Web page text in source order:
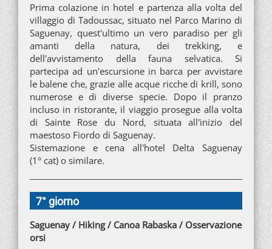
Prima colazione in hotel e partenza alla volta del
villaggio di Tadoussac, situato nel Parco Marino di
Saguenay, quest'ultimo un vero paradiso per gli
amanti della natura, dei trekking, e
dell'avvistamento della fauna selvatica. Si
partecipa ad un'escursione in barca per avvistare
le balene che, grazie alle acque ricche di krill, sono
numerose e di diverse specie. Dopo il pranzo
incluso in ristorante, il viaggio prosegue alla volta
di Sainte Rose du Nord, situata all'inizio del
maestoso Fiordo di Saguenay.
Sistemazione e cena all'hotel Delta Saguenay
(1° cat) o similare.
7° giorno
Saguenay / Hiking / Canoa Rabaska / Osservazione
orsi